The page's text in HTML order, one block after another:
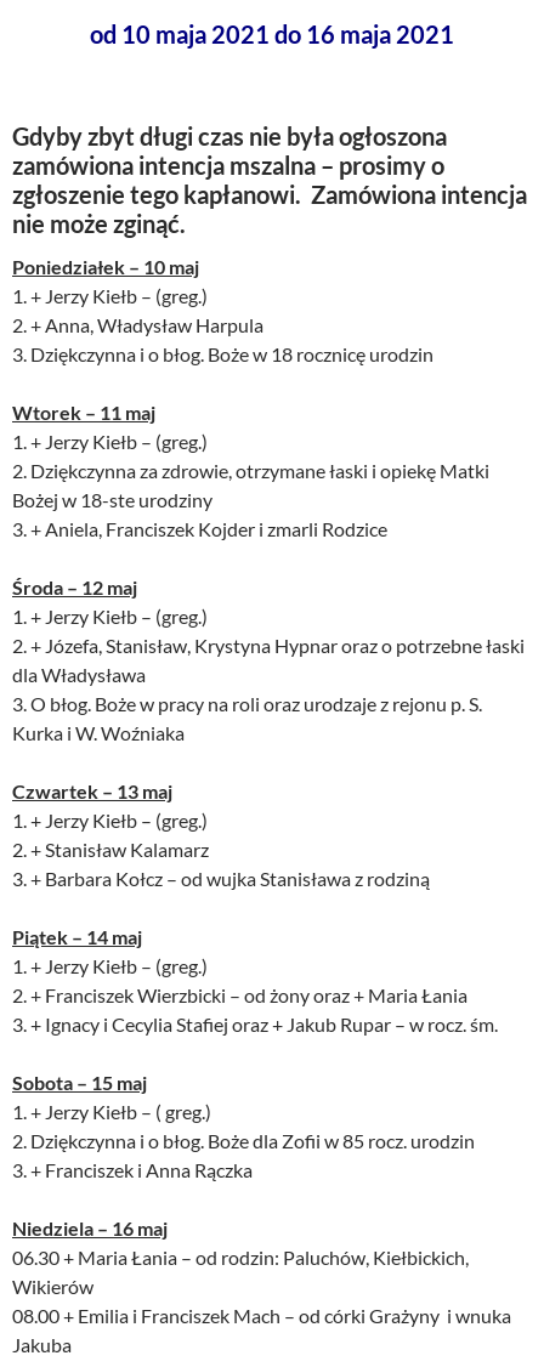
od 10 maja 2021 do 16 maja 2021
Gdyby zbyt długi czas nie była ogłoszona
zamówiona intencja mszalna – prosimy o
zgłoszenie tego kapłanowi. Zamówiona intencja
nie może zginąć.
Poniedziałek – 10 maj
1. + Jerzy Kiełb – (greg.)
2. + Anna, Władysław Harpula
3. Dziękczynna i o błog. Boże w 18 rocznicę urodzin
Wtorek – 11 maj
1. + Jerzy Kiełb – (greg.)
2. Dziękczynna za zdrowie, otrzymane łaski i opiekę Matki
Bożej w 18-ste urodziny
3. + Aniela, Franciszek Kojder i zmarli Rodzice
Środa – 12 maj
1. + Jerzy Kiełb – (greg.)
2. + Józefa, Stanisław, Krystyna Hypnar oraz o potrzebne łaski
dla Władysława
3. O błog. Boże w pracy na roli oraz urodzaje z rejonu p. S.
Kurka i W. Woźniaka
Czwartek – 13 maj
1. + Jerzy Kiełb – (greg.)
2. + Stanisław Kalamarz
3. + Barbara Kołcz – od wujka Stanisława z rodziną
Piątek – 14 maj
1. + Jerzy Kiełb – (greg.)
2. + Franciszek Wierzbicki – od żony oraz + Maria Łania
3. + Ignacy i Cecylia Stafiej oraz + Jakub Rupar – w rocz. śm.
Sobota – 15 maj
1. + Jerzy Kiełb – ( greg.)
2. Dziękczynna i o błog. Boże dla Zofii w 85 rocz. urodzin
3. + Franciszek i Anna Rączka
Niedziela – 16 maj
06.30 + Maria Łania – od rodzin: Paluchów, Kiełbickich,
Wikierów
08.00 + Emilia i Franciszek Mach – od córki Grażyny i wnuka
Jakuba